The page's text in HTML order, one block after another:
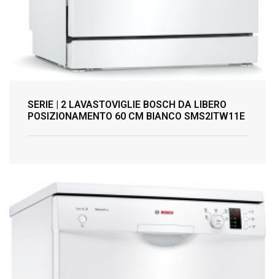
SERIE | 2 LAVASTOVIGLIE BOSCH DA LIBERO
POSIZIONAMENTO 60 CM BIANCO SMS2ITW11E